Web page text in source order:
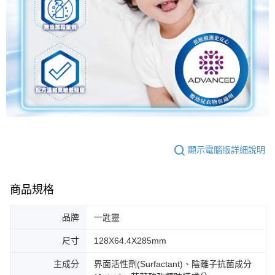
顯示電腦版詳細說明
商品規格
品牌 一匙靈
尺寸 128X64.4X285mm
主成分
界面活性劑(Surfactant)、陰離子抗菌成分